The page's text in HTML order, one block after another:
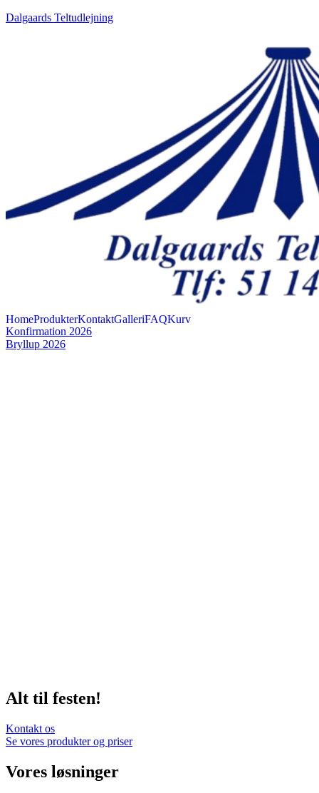
Dalgaards Teltudlejning
HomeProdukterKontaktGalleriFAQKurv
Konfirmation 2026
Bryllup 2026
Alt til festen!
Kontakt os
Se vores produkter og priser
Vores løsninger